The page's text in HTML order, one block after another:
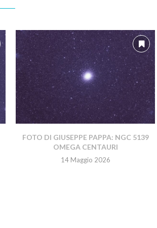
FOTO DI GIUSEPPE PAPPA: NGC 5139
OMEGA CENTAURI
14 Maggio 2026